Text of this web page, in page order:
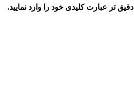
تر عبارت کلیدی خود را وارد نمایید.